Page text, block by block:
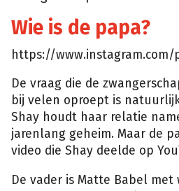
Wie is de papa?
https://www.instagram.com/
De vraag die de
bij velen oproept is natuurlijk
Shay houdt haar relatie
jarenlang geheim. Maar de
video die Shay deelde op
De vader is Matte Babel met